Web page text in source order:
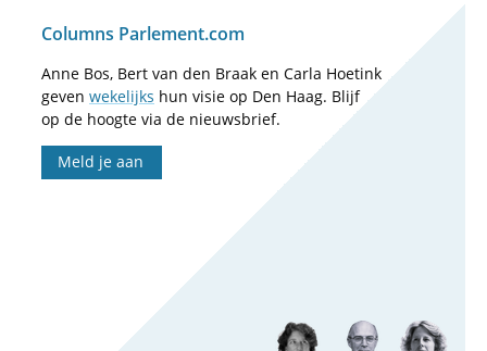
Columns Parlement.com
Anne Bos, Bert van den Braak en Carla Hoetink
geven wekelijks hun visie op Den Haag. Blijf
op de hoogte via de nieuwsbrief.
Meld je aan